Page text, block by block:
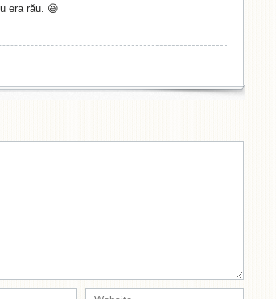
era rău. 😆